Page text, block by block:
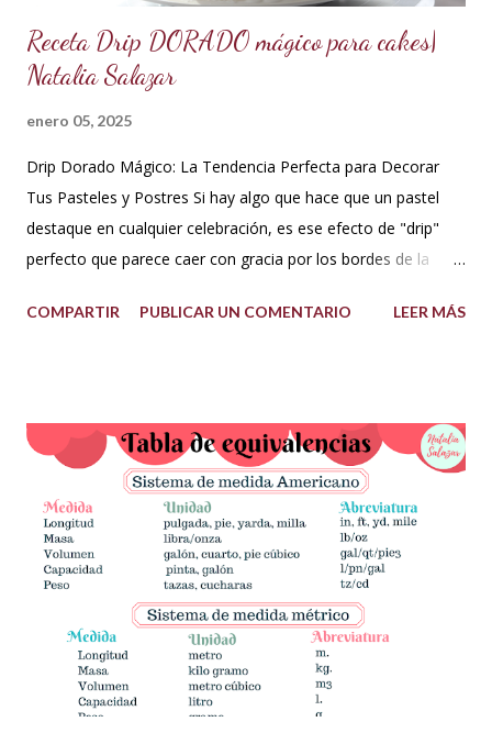
Receta Drip DORADO mágico para cakes|
Natalia Salazar
enero 05, 2025
Drip Dorado Mágico: La Tendencia Perfecta para Decorar
Tus Pasteles y Postres Si hay algo que hace que un pastel
destaque en cualquier celebración, es ese efecto de "drip"
perfecto que parece caer con gracia por los bordes de la
garantizados. Hoy te quiero compartir cómo hacer un drip
necesitas? Los ingredientes son simples y fáciles de
conseguir: 60 g de azúcar glass (cernida para evitar grumos).
15 ml de vodka (puedes sustituirlo por licor transparente) 5 g
de polvo dorado de grado alimenticio (asegúrate de que sea
seguro para el consumo y de alta calidad). 150 g de ganache
de chocolate (Si necesitas la receta, búscala aquí en mi blog
en publicaciones anteriores). ¿Cómo prepararlo? Prepara la
pasta dorada: En un recipiente pequeño,...
COMPARTIR PUBLICAR UN COMENTARIO LEER MÁS